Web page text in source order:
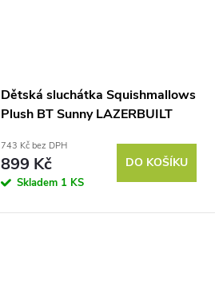
Dětská sluchátka Squishmallows
Plush BT Sunny LAZERBUILT
743 Kč bez DPH
899 Kč
Skladem 1 KS
DO KOŠÍKU